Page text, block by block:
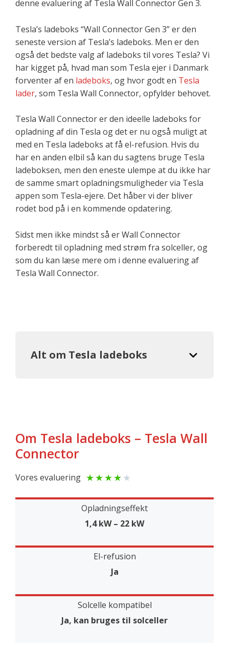
denne evaluering af Tesla Wall Connector Gen 3.
Tesla’s ladeboks “Wall Connector Gen 3” er den
seneste version af Tesla’s ladeboks. Men er den
også det bedste valg af ladeboks til vores Tesla? Vi
har kigget på, hvad man som Tesla ejer i Danmark
forventer af en ladeboks, og hvor godt en Tesla
lader, som Tesla Wall Connector, opfylder behovet.
Tesla Wall Connector er den ideelle ladeboks for
opladning af din Tesla og det er nu også muligt at
med en Tesla ladeboks at få el-refusion. Hvis du
har en anden elbil så kan du sagtens bruge Tesla
ladeboksen, men den eneste ulempe at du ikke har
de samme smart opladningsmuligheder via Tesla
appen som Tesla-ejere. Det håber vi der bliver
rodet bod på i en kommende opdatering.
Sidst men ikke mindst så er Wall Connector
forberedt til opladning med strøm fra solceller, og
som du kan læse mere om i denne evaluering af
Tesla Wall Connector.
Alt om Tesla ladeboks
Om Tesla ladeboks – Tesla Wall
Connector
Vores evaluering ★★★★ ★
Opladningseffekt
1,4 kW – 22 kW
El-refusion
Ja
Solcelle kompatibel
Ja, kan bruges til solceller